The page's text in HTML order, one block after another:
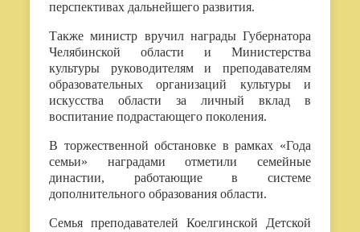
перспективах дальнейшего развития.
Также министр вручил награды Губернатора
Челябинской области и Министерства
культуры руководителям и преподавателям
образовательных организаций культуры и
искусства области за личный вклад в
воспитание подрастающего поколения.
В торжественной обстановке в рамках «Года
семьи» наградами отметили семейные
династии, работающие в системе
дополнительного образования области.
Семья преподавателей Коелгинской Детской